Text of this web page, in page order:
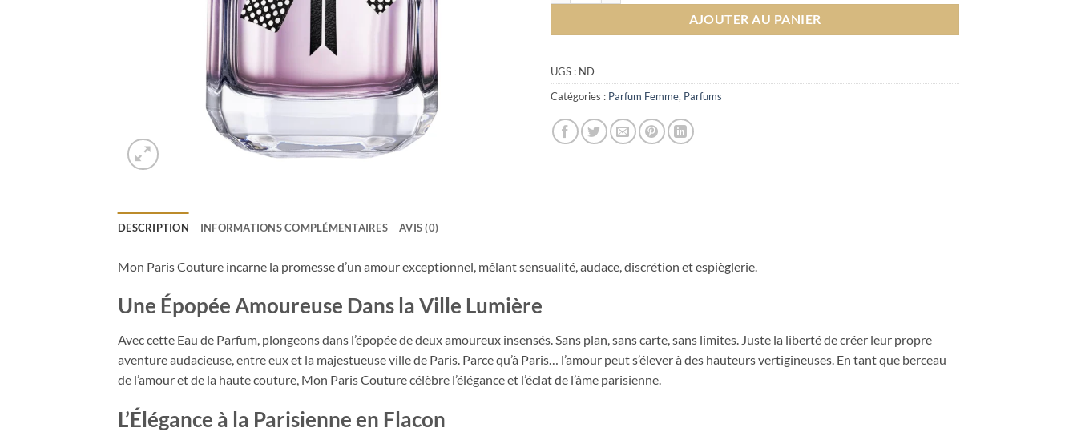
AJOUTER AU PANIER
UGS : ND
Catégories : Parfum Femme, Parfums
DESCRIPTION INFORMATIONS COMPLÉMENTAIRES AVIS (0)
Mon Paris Couture incarne la promesse d’un amour exceptionnel, mêlant sensualité, audace, discrétion et espièglerie.
Une Épopée Amoureuse Dans la Ville Lumière
Avec cette Eau de Parfum, plongeons dans l’épopée de deux amoureux insensés. Sans plan, sans carte, sans limites. Juste la liberté de créer leur propre
aventure audacieuse, entre eux et la majestueuse ville de Paris. Parce qu’à Paris… l’amour peut s’élever à des hauteurs vertigineuses. En tant que berceau
de l’amour et de la haute couture, Mon Paris Couture célèbre l’élégance et l’éclat de l’âme parisienne.
L’Élégance à la Parisienne en Flacon